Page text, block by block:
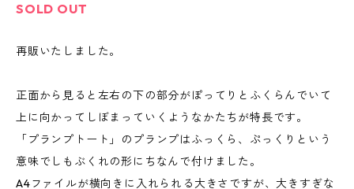
SOLD OUT
再販いたしました。
正面から見ると左右の下の部分がぽってりとふくらんでいて
上に向かってしぼまっていくようなかたちが特長です。
「プランプトート」のプランプはふっくら、ぷっくりという
意味でしもぶくれの形にちなんで付けました。
A4ファイルが横向きに入れられる大きさですが、大きすぎな